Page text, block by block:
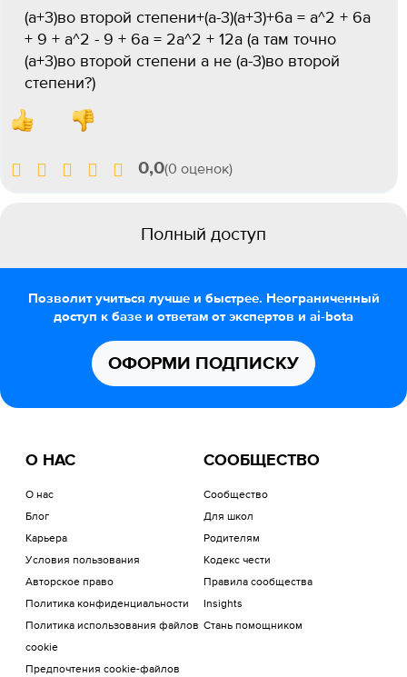
(а+3)во второй степени+(а-3)(а+3)+6а = a^2 + 6a
+ 9 + a^2 - 9 + 6a = 2a^2 + 12a (а там точно
(а+3)во второй степени а не (а-3)во второй
степени?)
0,0(0 оценок)
Полный доступ
Позволит учиться лучше и быстрее. Неограниченный
доступ к базе и ответам от экспертов и ai-bota
ОФОРМИ ПОДПИСКУ
О НАС
О нас
Блог
Карьера
Условия пользования
Авторское право
Политика конфиденциальности
Политика использования файлов
cookie
Предпочтения cookie-файлов
СООБЩЕСТВО
Сообщество
Для школ
Родителям
Кодекс чести
Правила сообщества
Insights
Стань помощником